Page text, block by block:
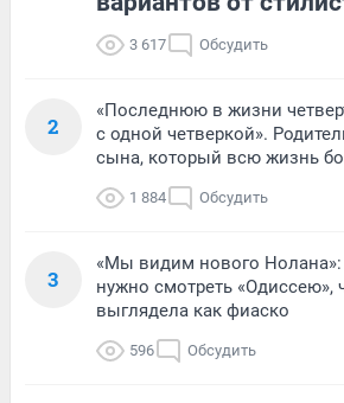
3 617 Обсудить
2
«Последнюю в жизни
с одной четверкой».
сына, который всю жизнь
1 884 Обсудить
3
«Мы видим нового Нолана»:
нужно смотреть «Одиссею»,
выглядела как фиаско
596 Обсудить